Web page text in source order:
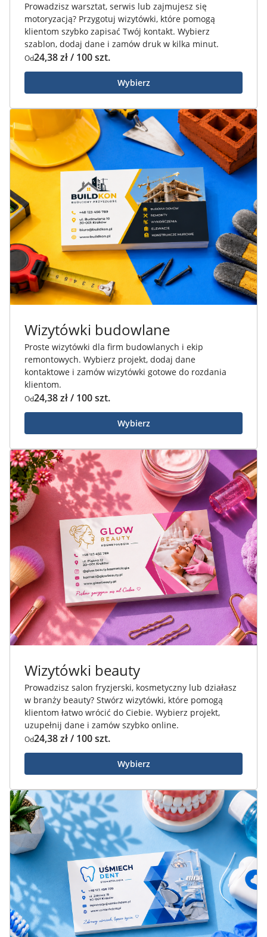
Prowadzisz warsztat, serwis lub zajmujesz się
motoryzacją? Przygotuj wizytówki, które pomogą
klientom szybko zapisać Twój kontakt. Wybierz
szablon, dodaj dane i zamów druk w kilka minut.
Od24,38 zł / 100 szt.
Wybierz
Wizytówki budowlane
Proste wizytówki dla firm budowlanych i ekip
remontowych. Wybierz projekt, dodaj dane
kontaktowe i zamów wizytówki gotowe do rozdania
klientom.
Od24,38 zł / 100 szt.
Wybierz
Wizytówki beauty
Prowadzisz salon fryzjerski, kosmetyczny lub działasz
w branży beauty? Stwórz wizytówki, które pomogą
klientom łatwo wrócić do Ciebie. Wybierz projekt,
uzupełnij dane i zamów szybko online.
Od24,38 zł / 100 szt.
Wybierz